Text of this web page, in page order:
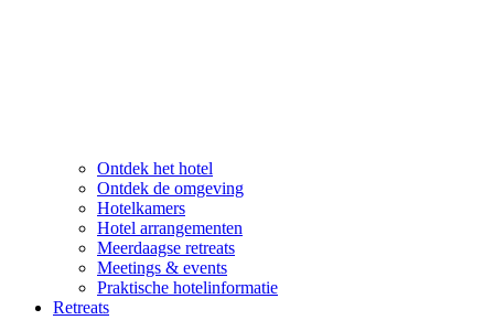
Ontdek het hotel
Ontdek de omgeving
Hotelkamers
Hotel arrangementen
Meerdaagse retreats
Meetings & events
Praktische hotelinformatie
Retreats